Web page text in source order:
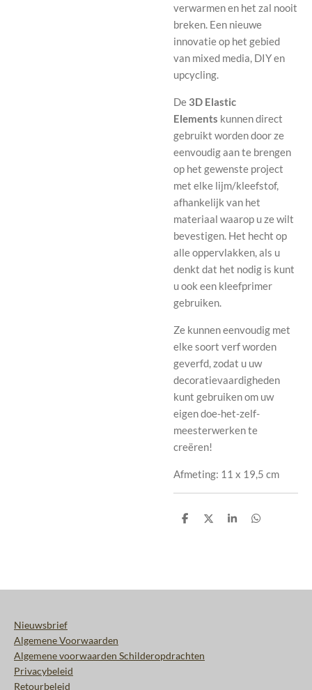
verwarmen en het zal nooit
breken. Een nieuwe
innovatie op het gebied
van mixed media, DIY en
upcycling.
De 3D Elastic
Elements kunnen direct
gebruikt worden door ze
eenvoudig aan te brengen
op het gewenste project
met elke lijm/kleefstof,
afhankelijk van het
materiaal waarop u ze wilt
bevestigen. Het hecht op
alle oppervlakken, als u
denkt dat het nodig is kunt
u ook een kleefprimer
gebruiken.
Ze kunnen eenvoudig met
elke soort verf worden
geverfd, zodat u uw
decoratievaardigheden
kunt gebruiken om uw
eigen doe-het-zelf-
meesterwerken te
creëren!
Afmeting: 11 x 19,5 cm
D
D
S
D
Nieuwsbrief
Algemene Voorwaarden
Algemene voorwaarden Schilderopdrachten
Privacybeleid
Retourbeleid